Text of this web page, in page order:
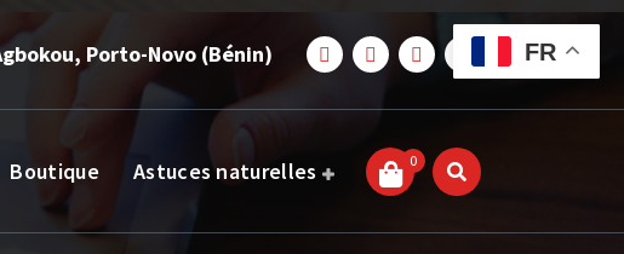
Porto-Novo (Bénin)
Boutique Astuces naturelles 0
FR